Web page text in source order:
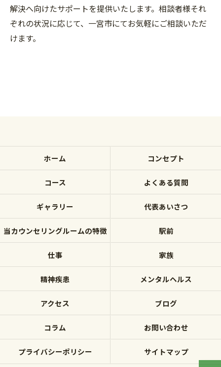
解決へ向けたサポートを提供いたします。相談者様それ
ぞれの状況に応じて、一宮市にてお気軽にご相談いただ
けます。
ホーム コンセプト
コース よくある質問
ギャラリー 代表あいさつ
当カウンセリングルームの特徴 駅前
仕事 家族
精神疾患 メンタルヘルス
アクセス ブログ
コラム お問い合わせ
プライバシーポリシー サイトマップ